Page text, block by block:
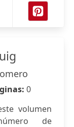
0
volumen
de